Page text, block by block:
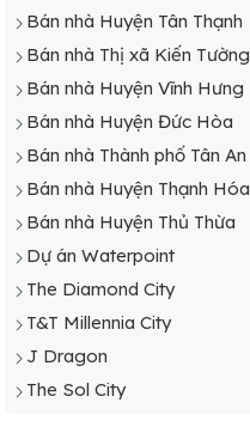
Bán nhà Huyện Tân Thạnh
Bán nhà Thị xã Kiến Tường
Bán nhà Huyện Vĩnh Hưng
Bán nhà Huyện Đức Hòa
Bán nhà Thành phố Tân An
Bán nhà Huyện Thạnh Hóa
Bán nhà Huyện Thủ Thừa
Dự án Waterpoint
The Diamond City
T&T Millennia City
J Dragon
The Sol City